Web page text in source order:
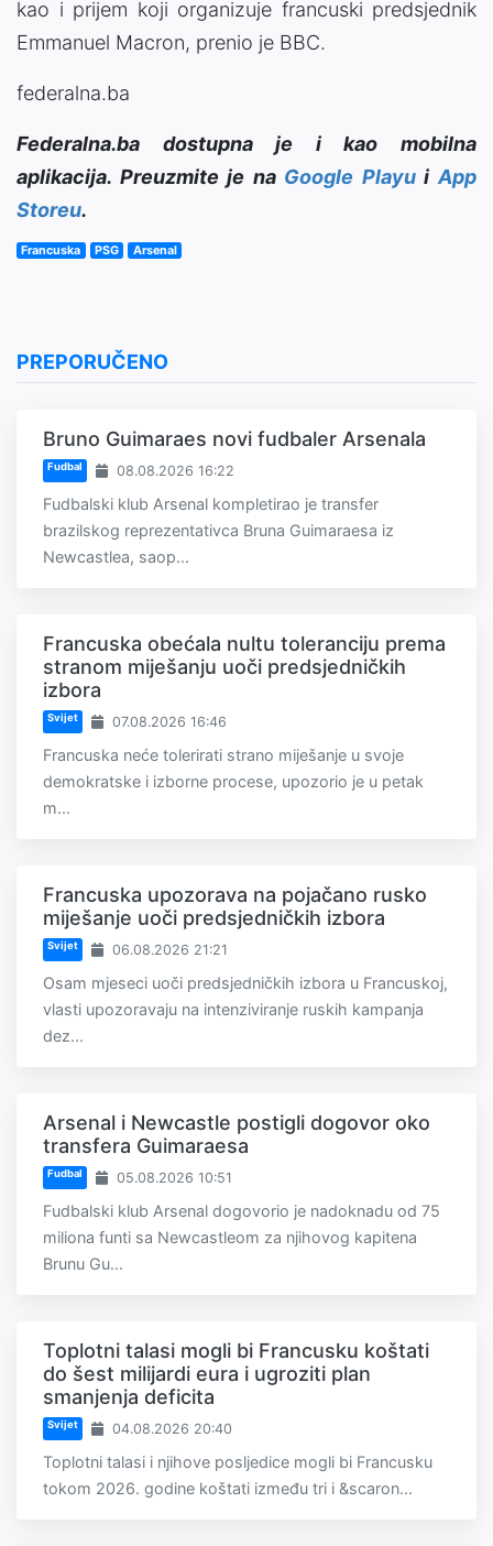
kao i prijem koji organizuje francuski predsjednik
Emmanuel Macron, prenio je BBC.
federalna.ba
Federalna.ba dostupna je i kao mobilna
aplikacija. Preuzmite je na Google PlayuiApp
Storeu.
Francuska PSG Arsenal
PREPORUČENO
Bruno Guimaraes novi fudbaler Arsenala
Fudbal 08.08.2026 16:22
Fudbalski klub Arsenal kompletirao je transfer
brazilskog reprezentativca Bruna Guimaraesa iz
Newcastlea, saop...
Francuska obećala nultu toleranciju prema
stranom miješanju uoči predsjedničkih
izbora
Svijet 07.08.2026 16:46
Francuska neće tolerirati strano miješanje u svoje
demokratske i izborne procese, upozorio je u petak
m...
Francuska upozorava na pojačano rusko
miješanje uoči predsjedničkih izbora
Svijet 06.08.2026 21:21
Osam mjeseci uoči predsjedničkih izbora u Francuskoj,
vlasti upozoravaju na intenziviranje ruskih kampanja
dez...
Arsenal i Newcastle postigli dogovor oko
transfera Guimaraesa
Fudbal 05.08.2026 10:51
Fudbalski klub Arsenal dogovorio je nadoknadu od 75
miliona funti sa Newcastleom za njihovog kapitena
Brunu Gu...
Toplotni talasi mogli bi Francusku koštati
do šest milijardi eura i ugroziti plan
smanjenja deficita
Svijet 04.08.2026 20:40
Toplotni talasi i njihove posljedice mogli bi Francusku
tokom 2026. godine koštati između tri i &scaron...